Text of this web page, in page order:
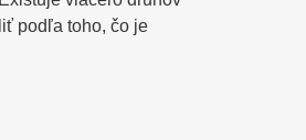
podľa toho, čo je